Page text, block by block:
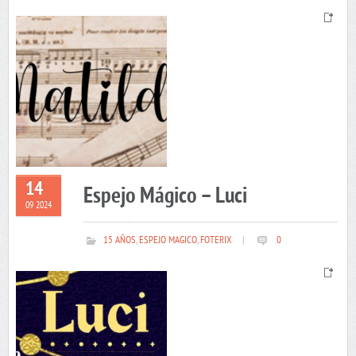
14
09 2024 Espejo Mágico – Luci
15 AÑOS,ESPEJO MAGICO,FOTERIX 0